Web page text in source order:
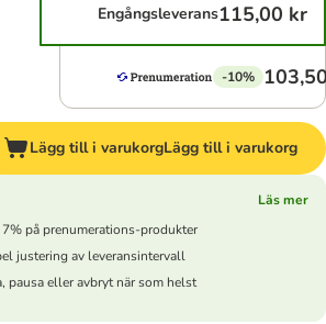
Engångsleverans115,00 kr
-10%
Lägg till i varukorgLägg till i varukorg
Läs mer
7% på prenumerations-produkter
justering av leveransintervall
pausa eller avbryt när som helst